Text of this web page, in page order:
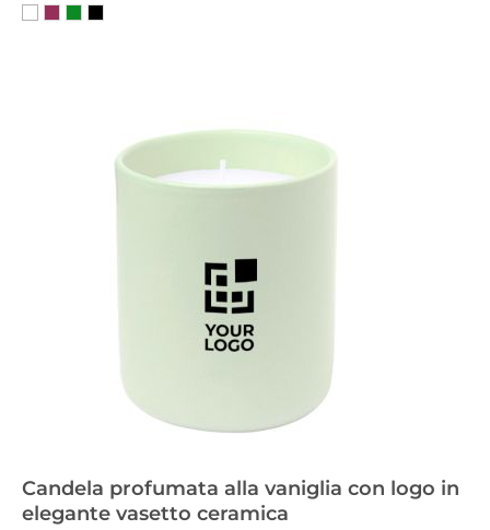
Candela profumata alla vaniglia con logo in
elegante vasetto ceramica